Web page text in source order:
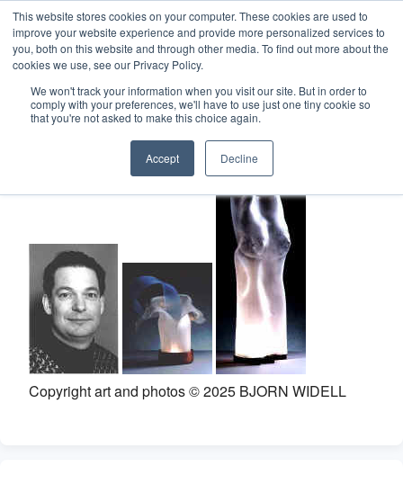
This website stores cookies on your computer. These cookies are used to
improve your website experience and provide more personalized services to
you, both on this website and through other media. To find out more about the
cookies we use, see our Privacy Policy.
We won't track your information when you visit our site. But in order to
comply with your preferences, we'll have to use just one tiny cookie so
that you're not asked to make this choice again.
Accept Decline
Home
Art & Design
Constellation
Supreme Consulting
Dream Team
Luxury
BJORN WIDELL
Copyright art and photos © 2025 BJORN WIDELL